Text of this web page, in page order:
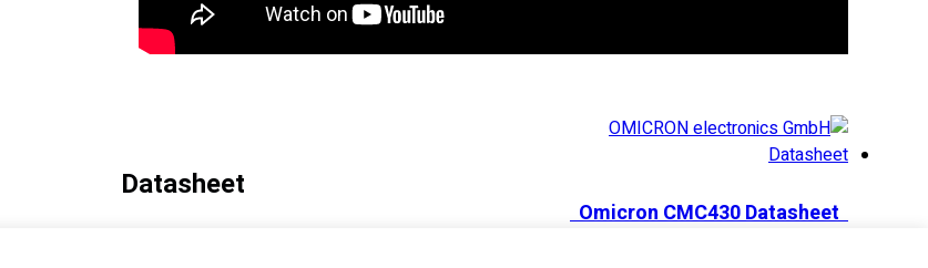
Datasheet
Datasheet
Omicron CMC430 Datasheet